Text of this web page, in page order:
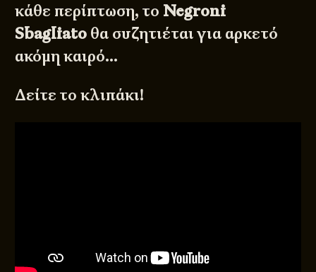
κάθε περίπτωση, το Negroni
Sbagliato θα συζητιέται για αρκετό
ακόμη καιρό…
Δείτε το κλιπάκι!